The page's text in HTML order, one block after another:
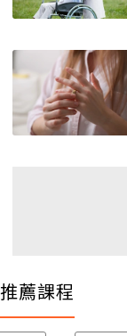
推薦課程